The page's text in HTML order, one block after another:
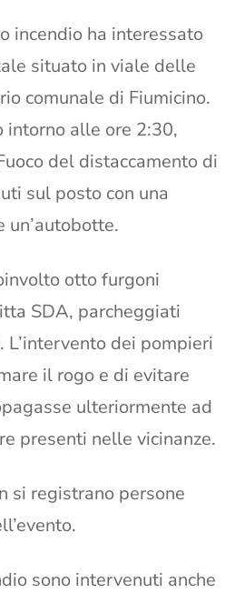
incendio ha interessato
situato in viale delle
comunale di Fiumicino.
intorno alle ore 2:30,
del distaccamento di
sul posto con una
un’autobotte.
otto furgoni
SDA, parcheggiati
L’intervento dei pompieri
il rogo e di evitare
ulteriormente ad
presenti nelle vicinanze.
si registrano persone
sono intervenuti anche